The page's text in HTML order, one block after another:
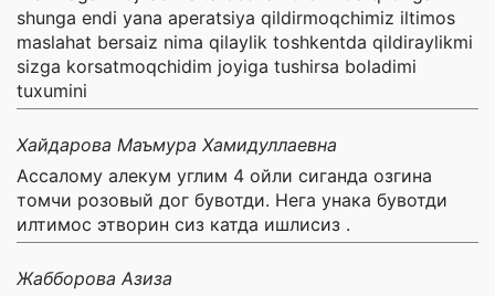
shunga endi yana aperatsiya qildirmoqchimiz iltimos
maslahat bersaiz nima qilaylik toshkentda qildiraylikmi
sizga korsatmoqchidim joyiga tushirsa boladimi
tuxumini
Хайдарова Маъмура Хамидуллаевна
Ассалому алекум углим 4 ойли сиганда озгина
томчи розовый дог бувотди. Нега унака бувотди
илтимос этворин сиз катда ишлисиз .
Жабборова Азиза